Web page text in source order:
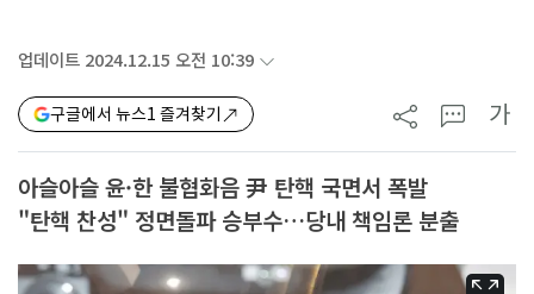
업데이트 2024.12.15 오전 10:39
구글에서 뉴스1 즐겨찾기 가
아슬아슬 윤·한 불협화음 尹 탄핵 국면서 폭발
"탄핵 찬성" 정면돌파 승부수…당내 책임론 분출